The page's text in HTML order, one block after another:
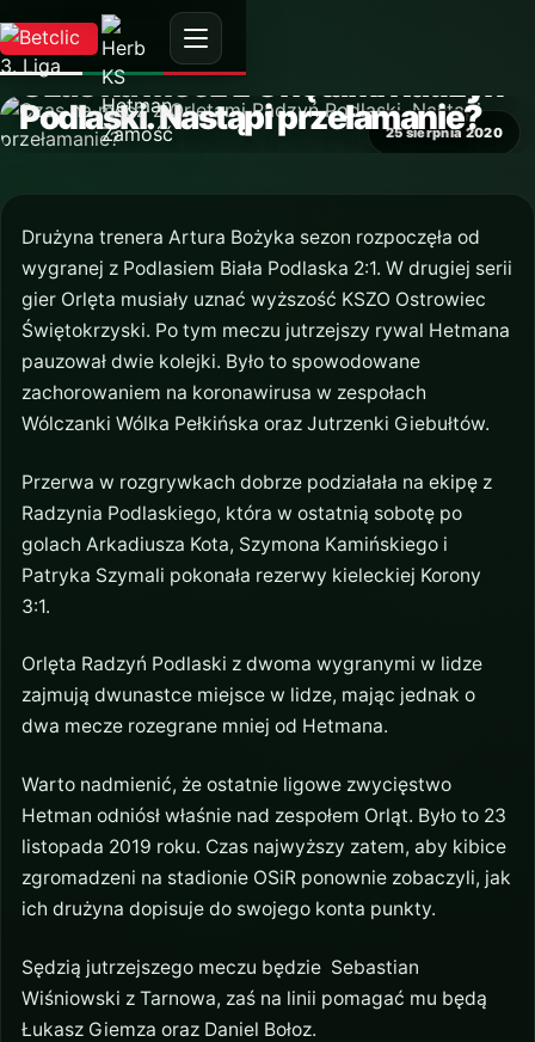
25 sierpnia 2020
AKTUALNOŚĆ
Czas na mecz z Orlętami Radzyń
Podlaski. Nastąpi przełamanie?
Drużyna trenera Artura Bożyka sezon rozpoczęła od
wygranej z Podlasiem Biała Podlaska 2:1. W drugiej serii
gier Orlęta musiały uznać wyższość KSZO Ostrowiec
Świętokrzyski. Po tym meczu jutrzejszy rywal Hetmana
pauzował dwie kolejki. Było to spowodowane
zachorowaniem na koronawirusa w zespołach
Wólczanki Wólka Pełkińska oraz Jutrzenki Giebułtów.
Przerwa w rozgrywkach dobrze podziałała na ekipę z
Radzynia Podlaskiego, która w ostatnią sobotę po
golach Arkadiusza Kota, Szymona Kamińskiego i
Patryka Szymali pokonała rezerwy kieleckiej Korony
3:1.
Orlęta Radzyń Podlaski z dwoma wygranymi w lidze
zajmują dwunastce miejsce w lidze, mając jednak o
dwa mecze rozegrane mniej od Hetmana.
Warto nadmienić, że ostatnie ligowe zwycięstwo
Hetman odniósł właśnie nad zespołem Orląt. Było to 23
listopada 2019 roku. Czas najwyższy zatem, aby kibice
zgromadzeni na stadionie OSiR ponownie zobaczyli, jak
ich drużyna dopisuje do swojego konta punkty.
Sędzią jutrzejszego meczu będzie Sebastian
Wiśniowski z Tarnowa, zaś na linii pomagać mu będą
Łukasz Giemza oraz Daniel Bołoz.